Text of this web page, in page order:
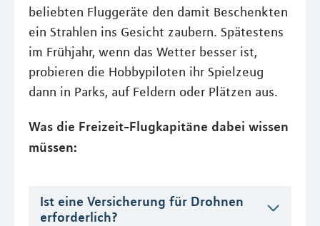
beliebten Fluggeräte den damit Beschenkten
ein Strahlen ins Gesicht zaubern. Spätestens
im Frühjahr, wenn das Wetter besser ist,
probieren die Hobbypiloten ihr Spielzeug
dann in Parks, auf Feldern oder Plätzen aus.
Was die Freizeit-Flugkapitäne dabei wissen
müssen:
Ist eine Versicherung für Drohnen
erforderlich?